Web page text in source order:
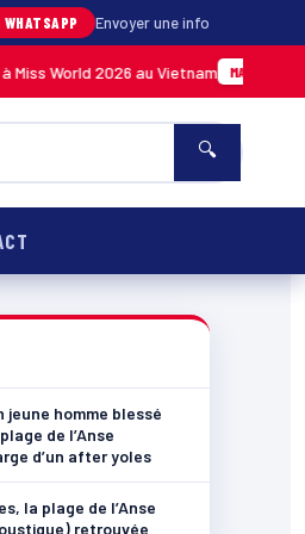
Envoyer une info
World 2026 au Vietnam MARTINIQUE
🔍
jeune homme blessé
de l’Anse
d’un after yoles
la plage de l’Anse
retrouvée